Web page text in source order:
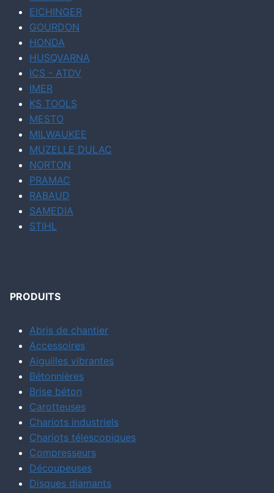
EICHINGER
GOURDON
HONDA
HUSQVARNA
ICS - ATDV
IMER
KS TOOLS
MESTO
MILWAUKEE
MUZELLE DULAC
NORTON
PRAMAC
RABAUD
SAMEDIA
STIHL
PRODUITS
Abris de chantier
Accessoires
Aiguilles vibrantes
Bétonnières
Brise béton
Carotteuses
Chariots industriels
Chariots télescopiques
Compresseurs
Découpeuses
Disques diamants